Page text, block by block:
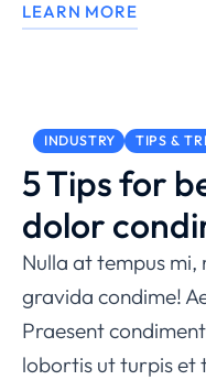
LEARN MORE
INDUSTRY TIPS &
5 Tips for
dolor
Nulla at tempus mi,
gravida condime!
Praesent
lobortis ut turpis et